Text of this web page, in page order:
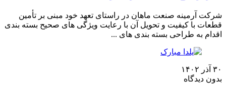
شرکت آرمینه صنعت ماهان در راستای تعهد خود مبنی بر تأمین
قطعات با کیفیت و تحویل آن با رعایت ویژگی های صحیح بسته بندی
اقدام به طراحی بسته بندی های ...
۳۰ آذر ۱۴۰۲
بدون دیدگاه